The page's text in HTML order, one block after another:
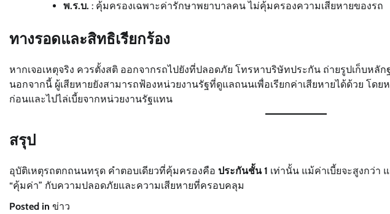
พ.ร.บ. : คุ้มครองเฉพาะค่ารักษาพยาบาลคน ไม่คุ้มครองความเสียหายของรถ
ทางรอดและสิทธิเรียกร้อง
หากเจอเหตุจริง ควรตั้งสติ ออกจากรถไปยังที่ปลอดภัย โทรหาบริษัทประกัน ถ่ายรูปเก็บหลั
นอกจากนี้ ผู้เสียหายยังสามารถฟ้องหน่วยงานรัฐที่ดูแลถนนเพื่อเรียกค่าเสียหายได้ด้วย โด
ก่อนและไปไล่เบี้ยจากหน่วยงานรัฐแทน
สรุป
อุบัติเหตุรถตกถนนทรุด คำตอบเดียวที่คุ้มครองคือ ประกันชั้น 1 เท่านั้น แม้ค่าเบี้ยจะสูงกว่า
“คุ้มค่า” กับความปลอดภัยและความเสียหายที่ครอบคลุม
Posted in ข่าว